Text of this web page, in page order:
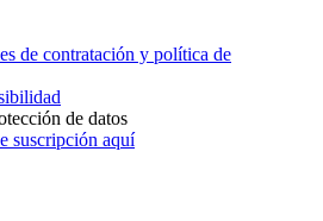
de contratación y política de
de datos
suscripción aquí